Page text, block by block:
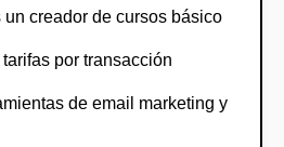
creador de cursos básico
por transacción
de email marketing y